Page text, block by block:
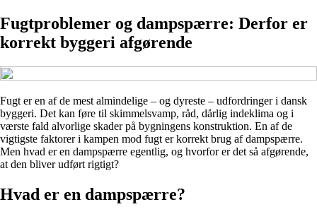
Fugtproblemer og dampspærre: Derfor er
korrekt byggeri afgørende
Fugt er en af de mest almindelige – og dyreste – udfordringer i dansk
byggeri. Det kan føre til skimmelsvamp, råd, dårlig indeklima og i
værste fald alvorlige skader på bygningens konstruktion. En af de
vigtigste faktorer i kampen mod fugt er korrekt brug af dampspærre.
Men hvad er en dampspærre egentlig, og hvorfor er det så afgørende,
at den bliver udført rigtigt?
Hvad er en dampspærre?